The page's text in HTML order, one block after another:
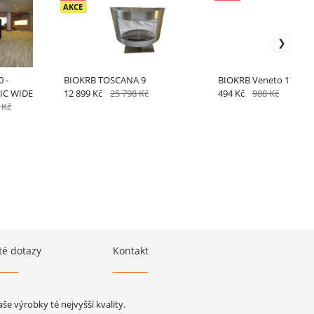
-
WIDE
BIOKRB TOSCANA 9
AKCE
12 899 Kč 25 798 Kč
BIOKRB Veneto 17
494 Kč 988 Kč
dotazy Kontakt
výrobky té nejvyšší kvality.